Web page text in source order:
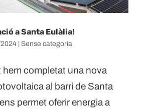
a Santa Eulàlia!
| Sense categoria
hem completat una nova
al barri de Santa
permet oferir energia a